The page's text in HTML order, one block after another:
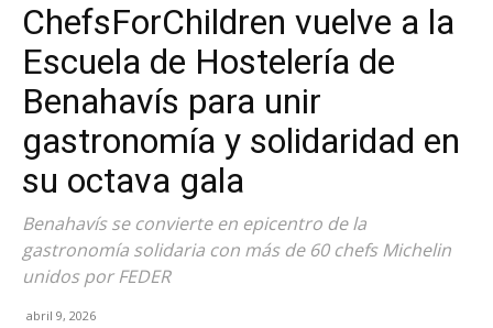
ChefsForChildren vuelve a la
Escuela de Hostelería de
Benahavís para unir
gastronomía y solidaridad en
su octava gala
Benahavís se convierte en epicentro de la
gastronomía solidaria con más de 60 chefs Michelin
unidos por FEDER
abril 9, 2026